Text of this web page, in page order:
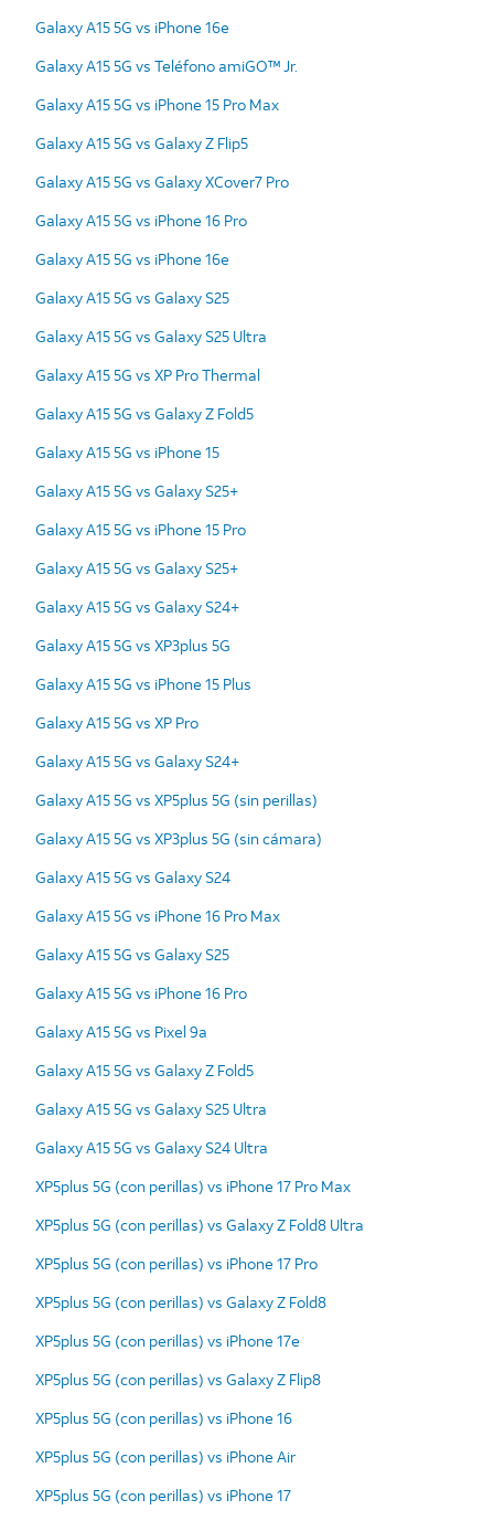
Galaxy A15 5G vs iPhone 16e
Galaxy A15 5G vs Teléfono amiGO™ Jr.
Galaxy A15 5G vs iPhone 15 Pro Max
Galaxy A15 5G vs Galaxy Z Flip5
Galaxy A15 5G vs Galaxy XCover7 Pro
Galaxy A15 5G vs iPhone 16 Pro
Galaxy A15 5G vs iPhone 16e
Galaxy A15 5G vs Galaxy S25
Galaxy A15 5G vs Galaxy S25 Ultra
Galaxy A15 5G vs XP Pro Thermal
Galaxy A15 5G vs Galaxy Z Fold5
Galaxy A15 5G vs iPhone 15
Galaxy A15 5G vs Galaxy S25+
Galaxy A15 5G vs iPhone 15 Pro
Galaxy A15 5G vs Galaxy S25+
Galaxy A15 5G vs Galaxy S24+
Galaxy A15 5G vs XP3plus 5G
Galaxy A15 5G vs iPhone 15 Plus
Galaxy A15 5G vs XP Pro
Galaxy A15 5G vs Galaxy S24+
Galaxy A15 5G vs XP5plus 5G (sin perillas)
Galaxy A15 5G vs XP3plus 5G (sin cámara)
Galaxy A15 5G vs Galaxy S24
Galaxy A15 5G vs iPhone 16 Pro Max
Galaxy A15 5G vs Galaxy S25
Galaxy A15 5G vs iPhone 16 Pro
Galaxy A15 5G vs Pixel 9a
Galaxy A15 5G vs Galaxy Z Fold5
Galaxy A15 5G vs Galaxy S25 Ultra
Galaxy A15 5G vs Galaxy S24 Ultra
XP5plus 5G (con perillas) vs iPhone 17 Pro Max
XP5plus 5G (con perillas) vs Galaxy Z Fold8 Ultra
XP5plus 5G (con perillas) vs iPhone 17 Pro
XP5plus 5G (con perillas) vs Galaxy Z Fold8
XP5plus 5G (con perillas) vs iPhone 17e
XP5plus 5G (con perillas) vs Galaxy Z Flip8
XP5plus 5G (con perillas) vs iPhone 16
XP5plus 5G (con perillas) vs iPhone Air
XP5plus 5G (con perillas) vs iPhone 17